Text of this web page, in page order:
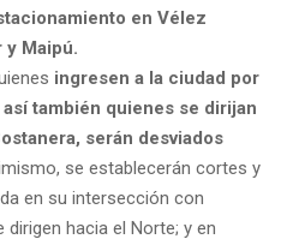
en Vélez
y Maipú.
ingresen a la ciudad por
también quienes se dirijan
serán desviados
se establecerán cortes y
en su intersección con
dirigen hacia el Norte; y en